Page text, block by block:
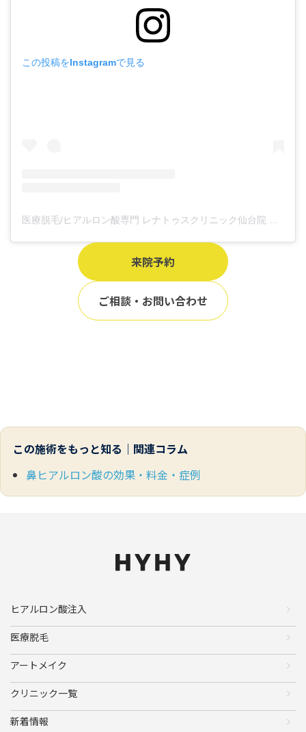
この投稿をInstagramで見る
医療脱毛/ヒアルロン酸専門 レナトゥスクリニック仙台院 高橋希(@renaclisendai)がシェアした投稿
来院予約
ご相談・お問い合わせ
この施術をもっと知る｜関連コラム
鼻ヒアルロン酸の効果・料金・症例
ヒアルロン酸注入
医療脱毛
アートメイク
クリニック一覧
新着情報